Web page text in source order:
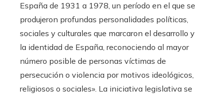
España de 1931 a 1978, un período en el que se
produjeron profundas personalidades políticas,
sociales y culturales que marcaron el desarrollo y
la identidad de España, reconociendo al mayor
número posible de personas víctimas de
persecución o violencia por motivos ideológicos,
religiosos o sociales». La iniciativa legislativa se